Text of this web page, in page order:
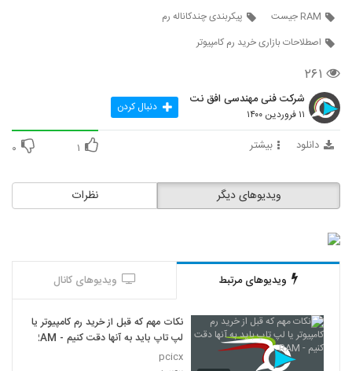
RAM جیست
پیکربندی چندکاناله رم
اصطلاحات بازاری خرید رم کامپیوتر
۲۶۱
شرکت فنی مهندسی افق نت
۱۱ فروردین ۱۴۰۰ دنبال کردن
دانلود بیشتر ۱ ۰
نظرات ویدیوهای دیگر
ویدیوهای مرتبط ویدیوهای کانال
نکات مهم که قبل از خرید رم کامپیوتر یا
لپ تاپ باید به آنها دقت کنیم - RAM
pcicx